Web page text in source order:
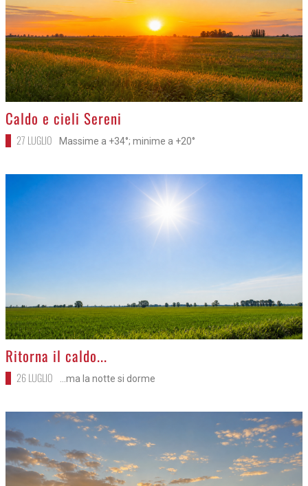
>
Caldo e cieli Sereni
27 LUGLIO Massime a +34°; minime a +20°
>
Ritorna il caldo...
26 LUGLIO ...ma la notte si dorme